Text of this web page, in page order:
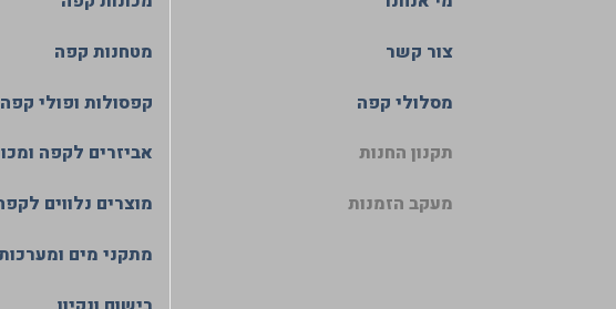
צור קשר
מסלולי קפה
תקנון החנות
מעקב הזמנות
מטחנות קפה
קפסולות ופולי קפה
אביזרים לקפה
מוצרים נלווים
מתקני מים